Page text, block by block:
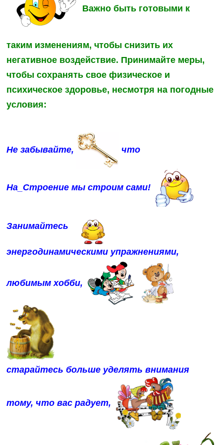
Важно быть готовыми к
таким изменениям, чтобы снизить их
негативное воздействие. Принимайте меры,
чтобы сохранять свое физическое и
психическое здоровье, несмотря на погодные
условия:
Не забывайте, что
На_Строение мы строим сами!
Занимайтесь
энергодинамическими упражнениями,
любимым хобби,
старайтесь больше уделять внимания
тому, что вас радует,